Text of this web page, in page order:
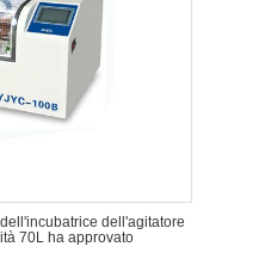
dell'agitatore
70L ha approvato